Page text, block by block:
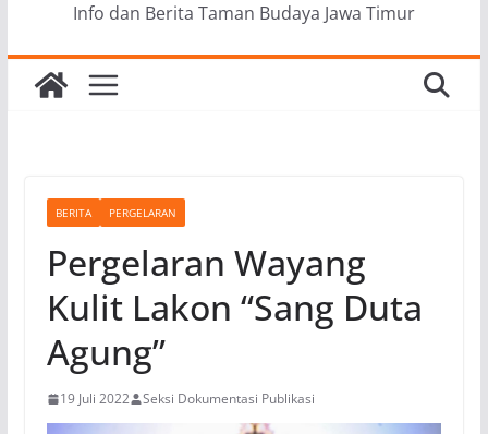
Info dan Berita Taman Budaya Jawa Timur
BERITA PERGELARAN
Pergelaran Wayang
Kulit Lakon “Sang Duta
Agung”
19 Juli 2022 Seksi Dokumentasi Publikasi